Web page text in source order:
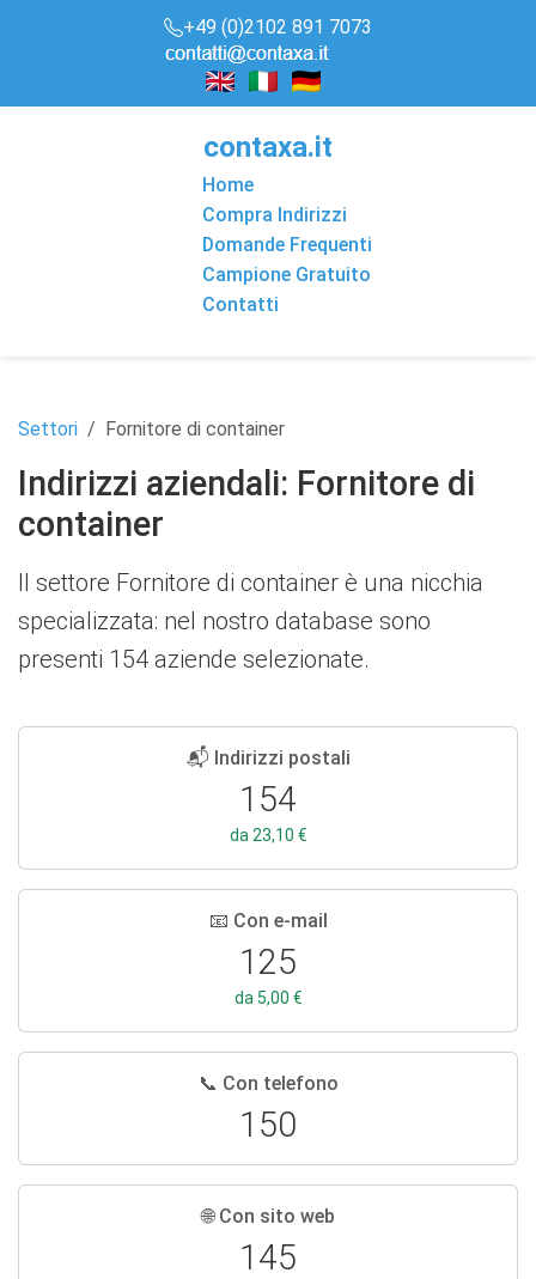
+49 (0)2102 891 7073
contaxa.it
Home
Compra Indirizzi
Domande Frequenti
Campione Gratuito
Contatti
Settori Fornitore di container
Indirizzi aziendali: Fornitore di
container
Il settore Fornitore di container è una nicchia
specializzata: nel nostro database sono
presenti 154 aziende selezionate.
📬 Indirizzi postali
154
da 23,10 €
📧 Con e-mail
125
da 5,00 €
📞 Con telefono
150
🌐 Con sito web
145